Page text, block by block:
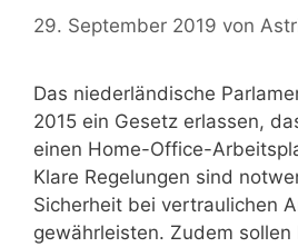
29. September 2019 von
Das niederländische
2015 ein Gesetz erlassen,
einen Home-Office-
Klare Regelungen sind
Sicherheit bei vertraulichen
gewährleisten. Zudem